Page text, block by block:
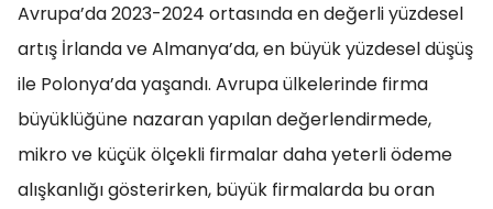
Avrupa’da 2023-2024 ortasında en değerli yüzdesel
artış İrlanda ve Almanya’da, en büyük yüzdesel düşüş
ile Polonya’da yaşandı. Avrupa ülkelerinde firma
büyüklüğüne nazaran yapılan değerlendirmede,
mikro ve küçük ölçekli firmalar daha yeterli ödeme
alışkanlığı gösterirken, büyük firmalarda bu oran